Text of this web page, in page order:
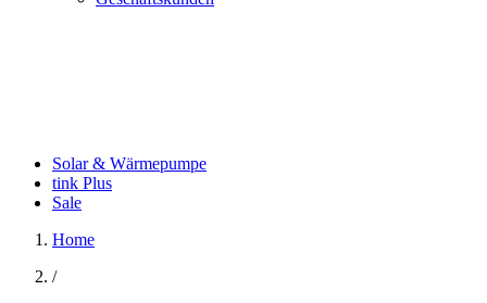
Solar & Wärmepumpe
tink Plus
Sale
Home
/